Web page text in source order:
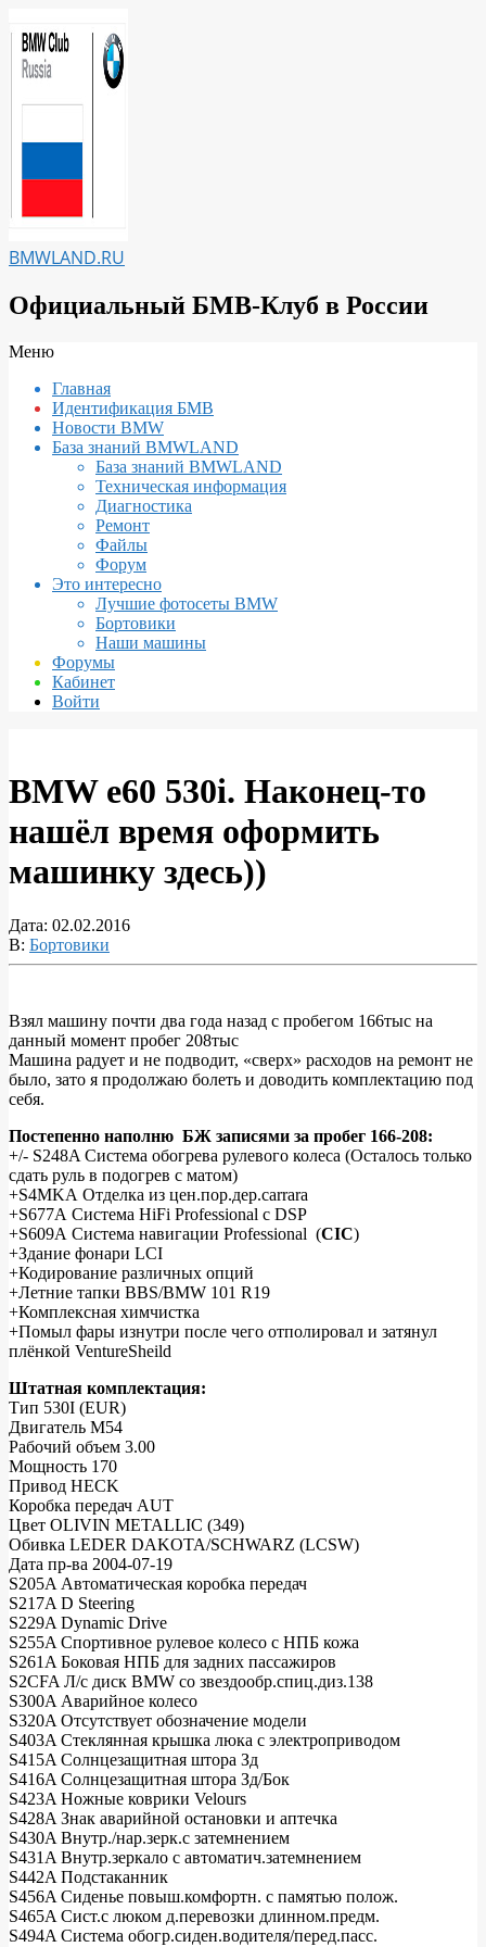
к
содержимому
BMWLAND.RU
Официальный БМВ-Клуб в России
Вторичное
навигации
Меню
Главная
Идентификация БМВ
Новости BMW
База знаний BMWLAND
База знаний BMWLAND
Техническая информация
Диагностика
Ремонт
Файлы
Форум
Это интересно
Лучшие фотосеты BMW
Бортовики
Наши машины
Форумы
Кабинет
Войти
BMW e60 530i. Наконец-то
нашёл время оформить
машинку здесь))
Дата: 02.02.2016
В: Бортовики
BMW
e60
530i.
Наконец-
то
нашёл
время
оформить
машинку
здесь))
Взял машину почти два года назад с пробегом 166тыс на
данный момент пробег 208тыс
Машина радует и не подводит, «сверх» расходов на ремонт не
было, зато я продолжаю болеть и доводить комплектацию под
себя.
Постепенно наполню БЖ записями за пробег 166-208:
+/- S248A Система обогрева рулевого колеса (Осталось только
сдать руль в подогрев с матом)
+S4MKA Отделка из цен.пор.дер.carrara
+S677A Система HiFi Professional с DSP
+S609A Система навигации Professional (СIC)
+Здание фонари LCI
+Кодирование различных опций
+Летние тапки BBS/BMW 101 R19
+Комплексная химчистка
+Помыл фары изнутри после чего отполировал и затянул
плёнкой VentureSheild
Штатная комплектация:
Тип 530I (EUR)
Двигатель M54
Рабочий объем 3.00
Мощность 170
Привод HECK
Коробка передач AUT
Цвет OLIVIN METALLIC (349)
Обивка LEDER DAKOTA/SCHWARZ (LCSW)
Дата пр-ва 2004-07-19
S205A Автоматическая коробка передач
S217A D Steering
S229A Dynamic Drive
S255A Спортивное рулевое колесо с НПБ кожа
S261A Боковая НПБ для задних пассажиров
S2CFA Л/c диск BMW со звездообр.спиц.диз.138
S300A Аварийное колесо
S320A Отсутствует обозначение модели
S403A Стеклянная крышка люка с электроприводом
S415A Солнцезащитная штора Зд
S416A Солнцезащитная штора Зд/Бок
S423A Ножные коврики Velours
S428A Знак аварийной остановки и аптечка
S430A Внутр./нар.зерк.с затемнением
S431A Внутр.зеркало с автоматич.затемнением
S442A Подстаканник
S456A Сиденье повыш.комфортн. с памятью полож.
S465A Сист.с люком д.перевозки длинном.предм.
S494A Система обогр.сиден.водителя/перед.пасс.